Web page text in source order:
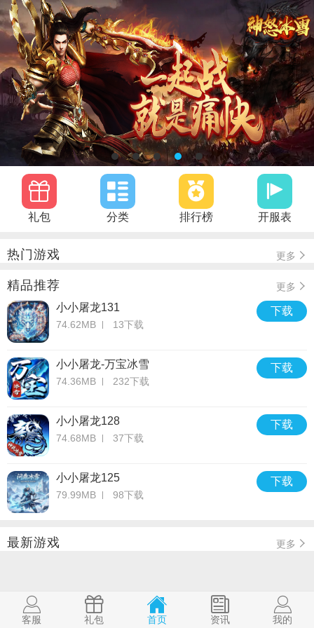
礼包 分类 排行榜 开服表
热门游戏 更多
精品推荐 更多
下载
小小屠龙131
74.62MB 13下载
下载
小小屠龙-万宝冰雪
74.36MB 232下载
下载
小小屠龙128
74.68MB 37下载
下载
小小屠龙125
79.99MB 98下载
最新游戏 更多
客服 礼包 首页 资讯 我的